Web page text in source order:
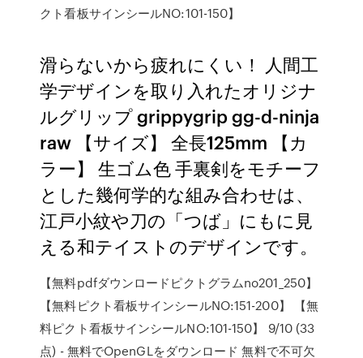
クト看板サインシールNO:101-150】
滑らないから疲れにくい！ 人間工
学デザインを取り入れたオリジナ
ルグリップ grippygrip gg-d-ninja
raw 【サイズ】 全長125mm 【カ
ラー】 生ゴム色 手裏剣をモチーフ
とした幾何学的な組み合わせは、
江戸小紋や刀の「つば」にもに見
える和テイストのデザインです。
【無料pdfダウンロードピクトグラムno201_250】
【無料ピクト看板サインシールNO:151-200】 【無
料ピクト看板サインシールNO:101-150】 9/10 (33
点) - 無料でOpenGLをダウンロード 無料で不可欠